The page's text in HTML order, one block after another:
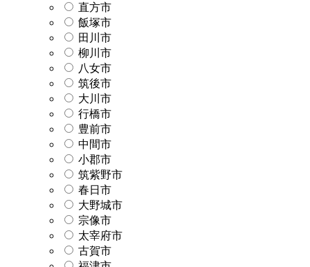
直方市
飯塚市
田川市
柳川市
八女市
筑後市
大川市
行橋市
豊前市
中間市
小郡市
筑紫野市
春日市
大野城市
宗像市
太宰府市
古賀市